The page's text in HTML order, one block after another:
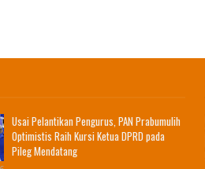
Usai Pelantikan Pengurus, PAN Prabumulih
Optimistis Raih Kursi Ketua DPRD pada
Pileg Mendatang